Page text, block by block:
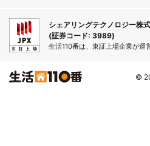
シェアリングテクノロジー株
(証券コード: 3989)
生活110番は、東証上場企業が運
©